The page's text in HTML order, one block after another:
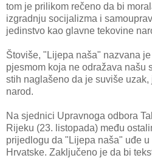
tom je prilikom rečeno da bi
izgradnju socijalizma i
jedinstvo kao glavne tekovine
Štoviše, "Lijepa naša" nazvana
pjesmom koja ne odražava našu
stih naglašeno da je suviše
narod.
Na sjednici Upravnoga odbora
Rijeku (23. listopada) među
prijedlogu da "Lijepa naša" uđe
Hrvatske. Zaključeno je da bi